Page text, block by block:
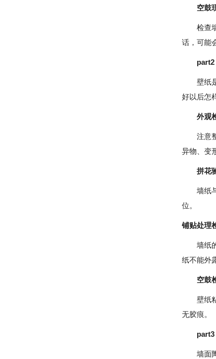
空鼓
检查墙
话，可能
part2：
壁纸是
好以后怎
外观
注意整
异物、变
拼花
墙纸与
位。
铺贴处理
墙纸的
纸不能外
空鼓
壁纸粘
无胶痕。
part3：
墙面陶